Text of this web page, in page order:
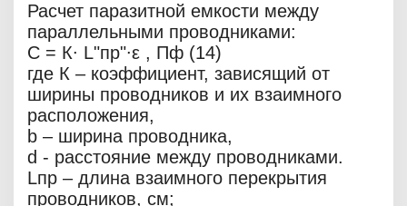
Расчет паразитной емкости между
параллельными проводниками:
С = К∙ L"пр"∙ε , Пф (14)
где К – коэффициент, зависящий от
ширины проводников и их взаимного
расположения,
b – ширина проводника,
d - расстояние между проводниками.
Lпр – длина взаимного перекрытия
проводников, см;